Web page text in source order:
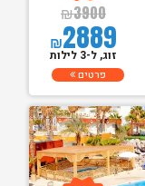
₪3900
₪2889
זוג, ל-3 לילות
פרטים